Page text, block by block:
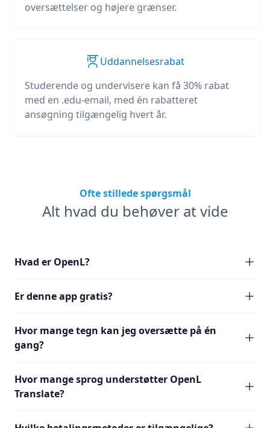
oversættelser og højere grænser.
Uddannelsesrabat
Studerende og undervisere kan få 30% rabat
med en .edu-email, med én rabatteret
ansøgning tilgængelig hvert år.
Ofte stillede spørgsmål
Alt hvad du behøver at vide
Hvad er OpenL?
Er denne app gratis?
Hvor mange tegn kan jeg oversætte på én
gang?
Hvor mange sprog understøtter OpenL
Translate?